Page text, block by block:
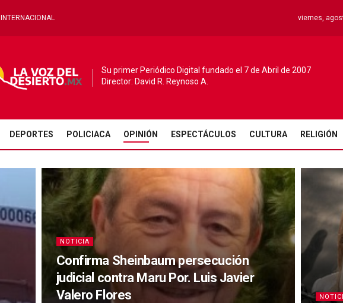
INTERNACIONAL viernes,
Su primer Periódico Digital fundado el 7 de Abril de 2007
Director: David R. Reynoso A.
DEPORTES POLICIACA OPINIÓN ESPECTÁCULOS CULTURA RELIGIÓN
NOTICIA
Confirma Sheinbaum persecución
judicial contra Maru Por. Luis Javier
Valero Flores